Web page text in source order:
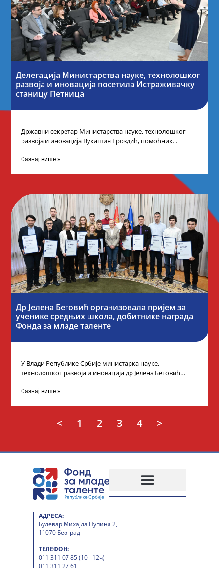
Делегација Министарства науке, технолошког
развоја и иновација посетила Истраживачку
станицу Петница
Државни секретар Министарства науке, технолошког
развоја и иновација Вукашин Гроздић, помоћник
промоцију
Сазнај више »
Др Јелена Беговић организовала пријем за
ученике средњих школа, добитнике награда
Фонда за младе таленте
У Влади Републике Србије министарка науке,
технолошког развоја и иновација др Јелена Беговић
Сазнај више »
< 1 2 3 4 >
АДРЕСА:
Булевар Михајла Пупина 2,
11070 Београд
ТЕЛЕФОН:
011 311 07 85 (10 - 12ч)
011 311 27 61